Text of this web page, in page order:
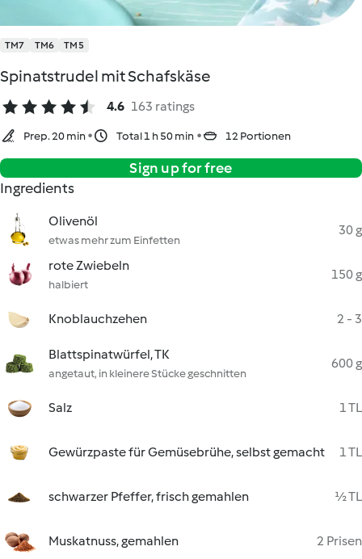
TM7 TM6 TM5
Spinatstrudel mit Schafskäse
4.6 163 ratings
Prep. 20 min Total 1 h 50 min 12 Portionen
Sign up for free
Ingredients
Olivenöl
etwas mehr zum Einfetten
30 g
rote Zwiebeln
halbiert
150 g
Knoblauchzehen 2 - 3
Blattspinatwürfel, TK
angetaut, in kleinere Stücke geschnitten
600 g
Salz 1 TL
Gewürzpaste für Gemüsebrühe, selbst gemacht 1 TL
schwarzer Pfeffer, frisch gemahlen ½ TL
Muskatnuss, gemahlen 2 Prisen